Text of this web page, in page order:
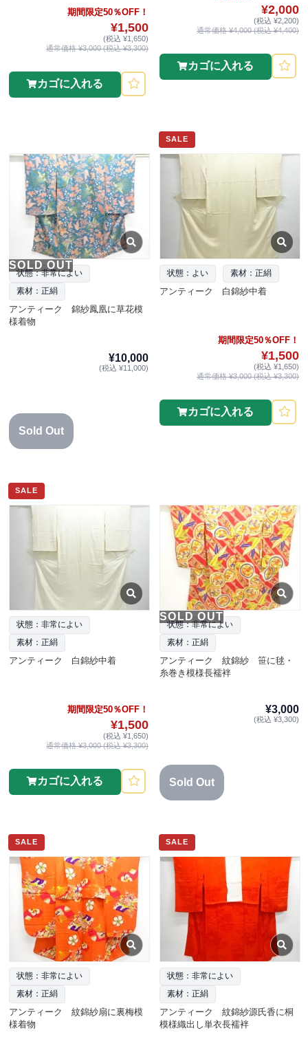
期間限定50％OFF！
¥1,500
(税込 ¥1,650)
通常価格 ¥3,000 (税込 ¥3,300)
カゴに入れる
¥2,000
(税込 ¥2,200)
通常価格 ¥4,000 (税込 ¥4,400)
カゴに入れる
SOLD OUT
状態：非常によい
素材：正絹
アンティーク 錦紗鳳凰に草花模
様着物
¥10,000
(税込 ¥11,000)
Sold Out
SALE
状態：よい 素材：正絹
アンティーク 白錦紗中着
期間限定50％OFF！
¥1,500
(税込 ¥1,650)
通常価格 ¥3,000 (税込 ¥3,300)
カゴに入れる
SALE
状態：非常によい
素材：正絹
アンティーク 白錦紗中着
期間限定50％OFF！
¥1,500
(税込 ¥1,650)
通常価格 ¥3,000 (税込 ¥3,300)
カゴに入れる
SOLD OUT
状態：非常によい
素材：正絹
アンティーク 紋錦紗 笹に毬・
糸巻き模様長襦袢
¥3,000
(税込 ¥3,300)
Sold Out
SALE
状態：非常によい
素材：正絹
アンティーク 紋錦紗扇に裏梅模
様着物
SALE
状態：非常によい
素材：正絹
アンティーク 紋錦紗源氏香に桐
模様織出し単衣長襦袢